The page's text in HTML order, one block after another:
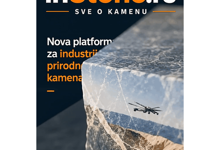
Marcom-plast d.o.o.- vaš pouzdan
CTO - Prilagodite svoju toplinsku
obradu!